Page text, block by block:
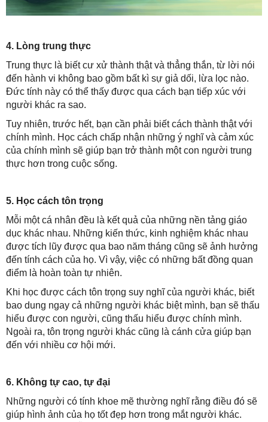
4. Lòng trung thực
Trung thực là biết cư xử thành thật và thẳng thắn, từ lời nói
đến hành vi không bao gồm bất kì sự giả dối, lừa lọc nào.
Đức tính này có thể thấy được qua cách bạn tiếp xúc với
người khác ra sao.
Tuy nhiên, trước hết, bạn cần phải biết cách thành thật với
chính mình. Học cách chấp nhận những ý nghĩ và cảm xúc
của chính mình sẽ giúp bạn trở thành một con người trung
thực hơn trong cuộc sống.
5. Học cách tôn trọng
Mỗi một cá nhân đều là kết quả của những nền tảng giáo
dục khác nhau. Những kiến thức, kinh nghiệm khác nhau
được tích lũy được qua bao năm tháng cũng sẽ ảnh hưởng
đến tính cách của họ. Vì vậy, việc có những bất đồng quan
điểm là hoàn toàn tự nhiên.
Khi học được cách tôn trọng suy nghĩ của người khác, biết
bao dung ngay cả những người khác biệt mình, bạn sẽ thấu
hiểu được con người, cũng thấu hiểu được chính mình.
Ngoài ra, tôn trọng người khác cũng là cánh cửa giúp bạn
đến với nhiều cơ hội mới.
6. Không tự cao, tự đại
Những người có tính khoe mẽ thường nghĩ rằng điều đó sẽ
giúp hình ảnh của họ tốt đẹp hơn trong mắt người khác.